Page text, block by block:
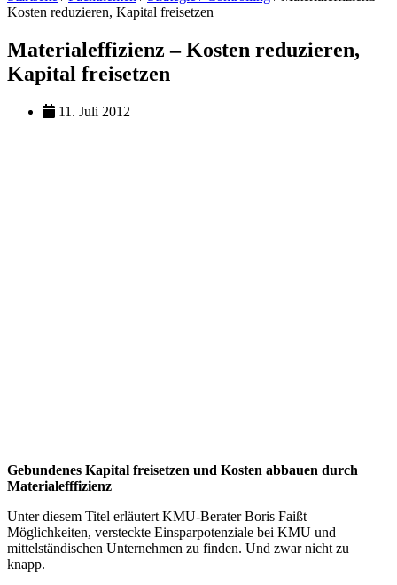
Kosten reduzieren, Kapital freisetzen
Materialeffizienz – Kosten reduzieren,
Kapital freisetzen
11. Juli 2012
Gebundenes Kapital freisetzen und Kosten abbauen durch
Materialefffizienz
Unter diesem Titel erläutert KMU-Berater Boris Faißt
Möglichkeiten, versteckte Einsparpotenziale bei KMU und
mittelständischen Unternehmen zu finden. Und zwar nicht zu
knapp.